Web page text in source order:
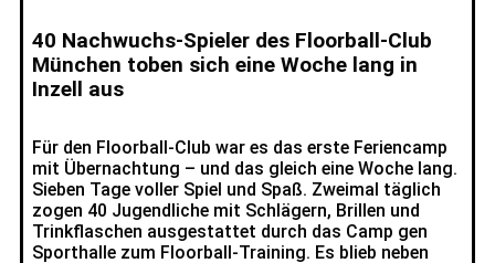
40 Nachwuchs-Spieler des Floorball-Club
München toben sich eine Woche lang in
Inzell aus
Für den Floorball-Club war es das erste Feriencamp
mit Übernachtung – und das gleich eine Woche lang.
Sieben Tage voller Spiel und Spaß. Zweimal täglich
zogen 40 Jugendliche mit Schlägern, Brillen und
Trinkflaschen ausgestattet durch das Camp gen
Sporthalle zum Floorball-Training. Es blieb neben